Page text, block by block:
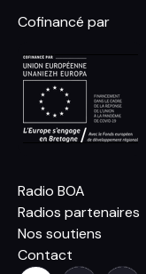
Cofinancé par
Radio BOA
Radios partenaires
Nos soutiens
Contact